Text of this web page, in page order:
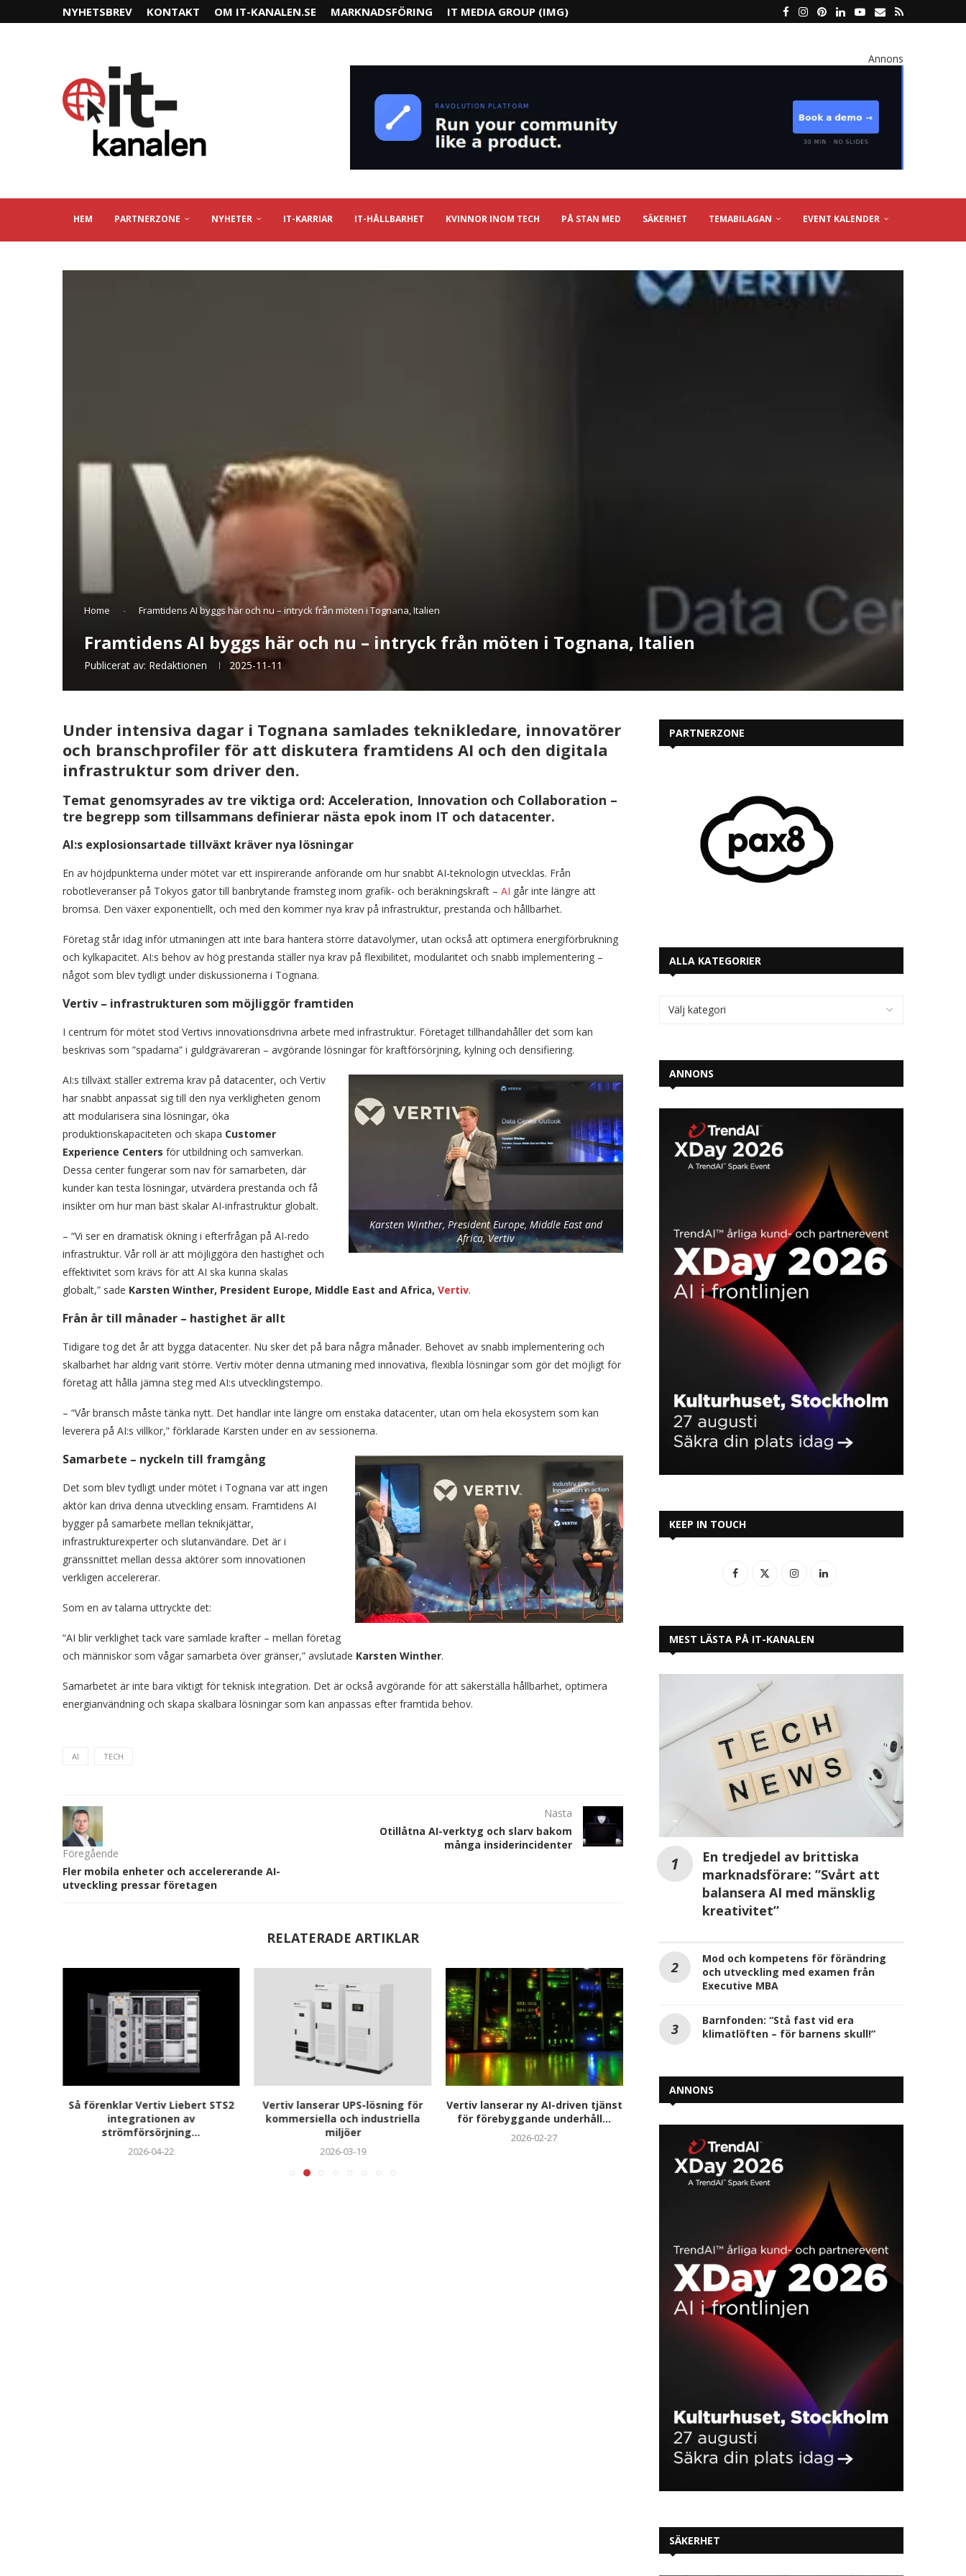
NYHETSBREV KONTAKT OM IT-KANALEN.SE MARKNADSFÖRING IT MEDIA GROUP (IMG)
Annons
HEM PARTNERZONE NYHETER IT-KARRIAR IT-HÅLLBARHET KVINNOR INOM TECH PÅ STAN MED SÄKERHET TEMABILAGAN EVENT KALENDER
Home - Framtidens AI byggs här och nu – intryck från möten i Tognana, Italien
Framtidens AI byggs här och nu – intryck från möten i Tognana, Italien
Publicerat av: Redaktionen 2025-11-11
Under intensiva dagar i Tognana samlades teknikledare, innovatörer
och branschprofiler för att diskutera framtidens AI och den digitala
infrastruktur som driver den.
Temat genomsyrades av tre viktiga ord: Acceleration, Innovation och Collaboration –
tre begrepp som tillsammans definierar nästa epok inom IT och datacenter.
AI:s explosionsartade tillväxt kräver nya lösningar
En av höjdpunkterna under mötet var ett inspirerande anförande om hur snabbt AI-teknologin utvecklas. Från
robotleveranser på Tokyos gator till banbrytande framsteg inom grafik- och beräkningskraft – AI går inte längre att
bromsa. Den växer exponentiellt, och med den kommer nya krav på infrastruktur, prestanda och hållbarhet.
Företag står idag inför utmaningen att inte bara hantera större datavolymer, utan också att optimera energiförbrukning
och kylkapacitet. AI:s behov av hög prestanda ställer nya krav på flexibilitet, modularitet och snabb implementering –
något som blev tydligt under diskussionerna i Tognana.
Vertiv – infrastrukturen som möjliggör framtiden
I centrum för mötet stod Vertivs innovationsdrivna arbete med infrastruktur. Företaget tillhandahåller det som kan
beskrivas som ”spadarna” i guldgrävareran – avgörande lösningar för kraftförsörjning, kylning och densifiering.
Karsten Winther, President Europe, Middle East and
Africa, Vertiv
AI:s tillväxt ställer extrema krav på datacenter, och Vertiv
har snabbt anpassat sig till den nya verkligheten genom
att modularisera sina lösningar, öka
produktionskapaciteten och skapa Customer
Experience Centers för utbildning och samverkan.
Dessa center fungerar som nav för samarbeten, där
kunder kan testa lösningar, utvärdera prestanda och få
insikter om hur man bäst skalar AI-infrastruktur globalt.
– “Vi ser en dramatisk ökning i efterfrågan på AI-redo
infrastruktur. Vår roll är att möjliggöra den hastighet och
effektivitet som krävs för att AI ska kunna skalas
globalt,” sade Karsten Winther, President Europe, Middle East and Africa, Vertiv.
Från år till månader – hastighet är allt
Tidigare tog det år att bygga datacenter. Nu sker det på bara några månader. Behovet av snabb implementering och
skalbarhet har aldrig varit större. Vertiv möter denna utmaning med innovativa, flexibla lösningar som gör det möjligt för
företag att hålla jämna steg med AI:s utvecklingstempo.
– “Vår bransch måste tänka nytt. Det handlar inte längre om enstaka datacenter, utan om hela ekosystem som kan
leverera på AI:s villkor,” förklarade Karsten under en av sessionerna.
Samarbete – nyckeln till framgång
Det som blev tydligt under mötet i Tognana var att ingen
aktör kan driva denna utveckling ensam. Framtidens AI
bygger på samarbete mellan teknikjättar,
infrastrukturexperter och slutanvändare. Det är i
gränssnittet mellan dessa aktörer som innovationen
verkligen accelererar.
Som en av talarna uttryckte det:
“AI blir verklighet tack vare samlade krafter – mellan företag
och människor som vågar samarbeta över gränser,” avslutade Karsten Winther.
Samarbetet är inte bara viktigt för teknisk integration. Det är också avgörande för att säkerställa hållbarhet, optimera
energianvändning och skapa skalbara lösningar som kan anpassas efter framtida behov.
AI TECH
Föregående
Fler mobila enheter och accelererande AI-
utveckling pressar företagen
Nästa
Otillåtna AI-verktyg och slarv bakom
många insiderincidenter
RELATERADE ARTIKLAR
Så förenklar Vertiv Liebert STS2
integrationen av
strömförsörjning...
2026-04-22
Vertiv lanserar UPS-lösning för
kommersiella och industriella
miljöer
2026-03-19
Vertiv lanserar ny AI-driven tjänst
för förebyggande underhåll...
2026-02-27
Vertiv lanserar ny
2025-11-19
Vertiv lanserar ny
PARTNERZONE
ALLA KATEGORIER
ANNONS
KEEP IN TOUCH
MEST LÄSTA PÅ IT-KANALEN
En tredjedel av brittiska
marknadsförare: ”Svårt att
balansera AI med mänsklig
kreativitet”
Mod och kompetens för förändring
och utveckling med examen från
Executive MBA
Barnfonden: “Stå fast vid era
klimatlöften – för barnens skull!”
ANNONS
SÄKERHET